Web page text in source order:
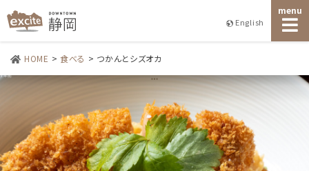
English
menu
HOME > 食べる > つかんとシズオカ